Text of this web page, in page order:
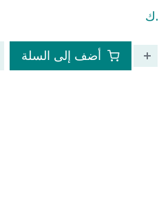
أضف إلى السلة